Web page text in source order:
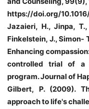
https://doi.org/
Jazaieri, H., Jinpa,
Finkelstein, J., Simon-
Enhancing
controlled trial of a
program. Journal of
Gilbert, P. (2009).
approach to life's